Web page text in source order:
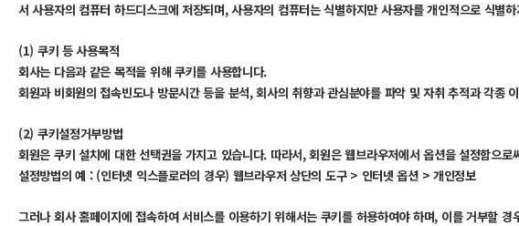
서 사용자의 컴퓨터 하드디스크에 저장되며, 사용자의 컴퓨터는 식별하지만 사용자를 개인적으로 식별
(1) 쿠키 등 사용목적
회사는 다음과 같은 목적을 위해 쿠키를 사용합니다.
회원과 비회원의 접속빈도나 방문시간 등을 분석, 회사의 취향과 관심분야를 파악 및 자취 추적과 각종
(2) 쿠키설정거부방법
회원은 쿠키 설치에 대한 선택권을 가지고 있습니다. 따라서, 회원은 웹브라우저에서 옵션을 설정함으
설정방법의 예 : (인터넷 익스플로러의 경우) 웹브라우저 상단의 도구 > 인터넷 옵션 > 개인정보
그러나 회사 홈페이지에 접속하여 서비스를 이용하기 위해서는 쿠키를 허용하여야 하며, 이를 거부할